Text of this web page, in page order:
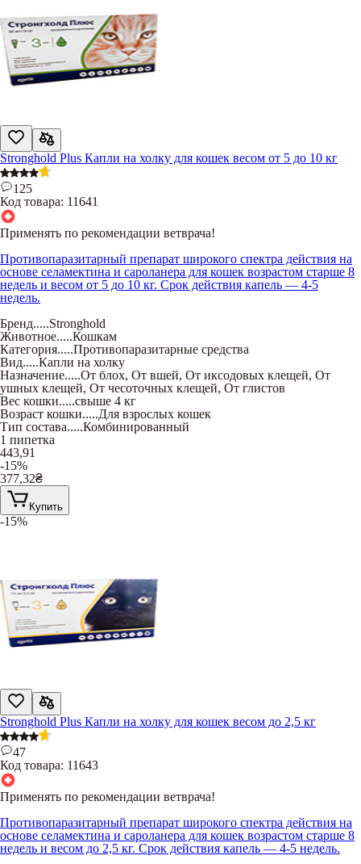
Stronghold Plus Капли на холку для кошек весом от 5 до 10 кг
125
Код товара: 11641
Применять по рекомендации ветврача!
Противопаразитарный препарат широкого спектра действия на
основе селамектина и сароланера для кошек возрастом старше 8
недель и весом от 5 до 10 кг. Срок действия капель — 4-5
недель.
Бренд.....Stronghold
Животное.....Кошкам
Категория.....Противопаразитарные средства
Вид.....Капли на холку
Назначение.....От блох, От вшей, От иксодовых клещей, От
ушных клещей, От чесоточных клещей, От глистов
Вес кошки.....свыше 4 кг
Возраст кошки.....Для взрослых кошек
Тип состава.....Комбинированный
1 пипетка
443,91
-15%
377,32₴
Купить
-15%
Stronghold Plus Капли на холку для кошек весом до 2,5 кг
47
Код товара: 11643
Применять по рекомендации ветврача!
Противопаразитарный препарат широкого спектра действия на
основе селамектина и сароланера для кошек возрастом старше 8
недель и весом до 2,5 кг. Срок действия капель — 4-5 недель.